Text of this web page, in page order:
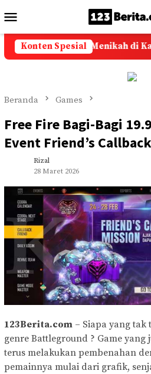
ke
kontenMobile
Konten Spesial
Cindy Resmi Menikah di
Beranda Games
Free Fire Bagi-Bagi
Event Friend’s
Rizal
28 Maret 2026
123Berita.com – Siapa yang tak
genre Battleground ? Game
terus melakukan pembenahan
pemainnya mulai dari grafik,